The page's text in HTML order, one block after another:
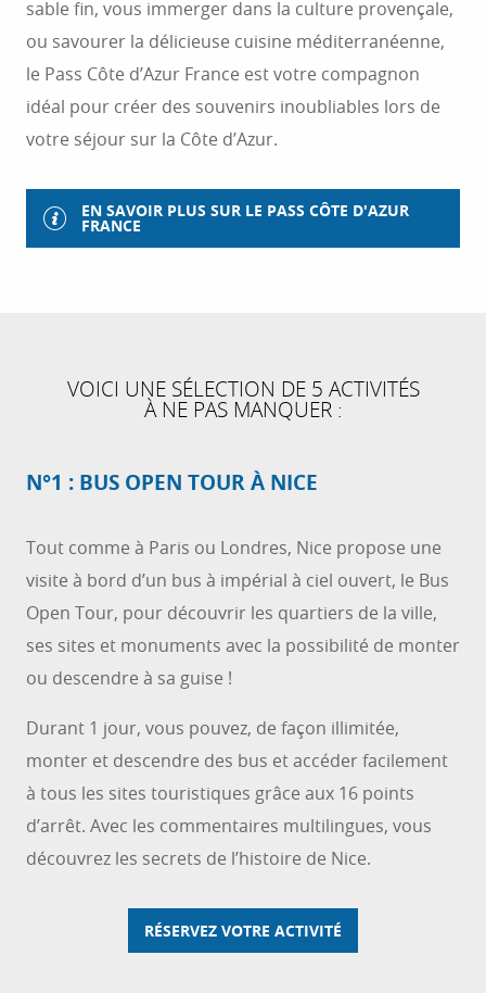
sable fin, vous immerger dans la culture provençale,
ou savourer la délicieuse cuisine méditerranéenne,
le Pass Côte d’Azur France est votre compagnon
idéal pour créer des souvenirs inoubliables lors de
votre séjour sur la Côte d’Azur.
EN SAVOIR PLUS SUR LE PASS CÔTE D'AZUR
FRANCE
VOICI UNE SÉLECTION DE 5 ACTIVITÉS
À NE PAS MANQUER :
N°1 : BUS OPEN TOUR À NICE
Tout comme à Paris ou Londres, Nice propose une
visite à bord d’un bus à impérial à ciel ouvert, le Bus
Open Tour, pour découvrir les quartiers de la ville,
ses sites et monuments avec la possibilité de monter
ou descendre à sa guise !
Durant 1 jour, vous pouvez, de façon illimitée,
monter et descendre des bus et accéder facilement
à tous les sites touristiques grâce aux 16 points
d’arrêt. Avec les commentaires multilingues, vous
découvrez les secrets de l’histoire de Nice.
RÉSERVEZ VOTRE ACTIVITÉ